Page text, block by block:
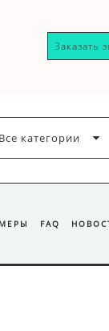
Заказать
Все категории
FAQ